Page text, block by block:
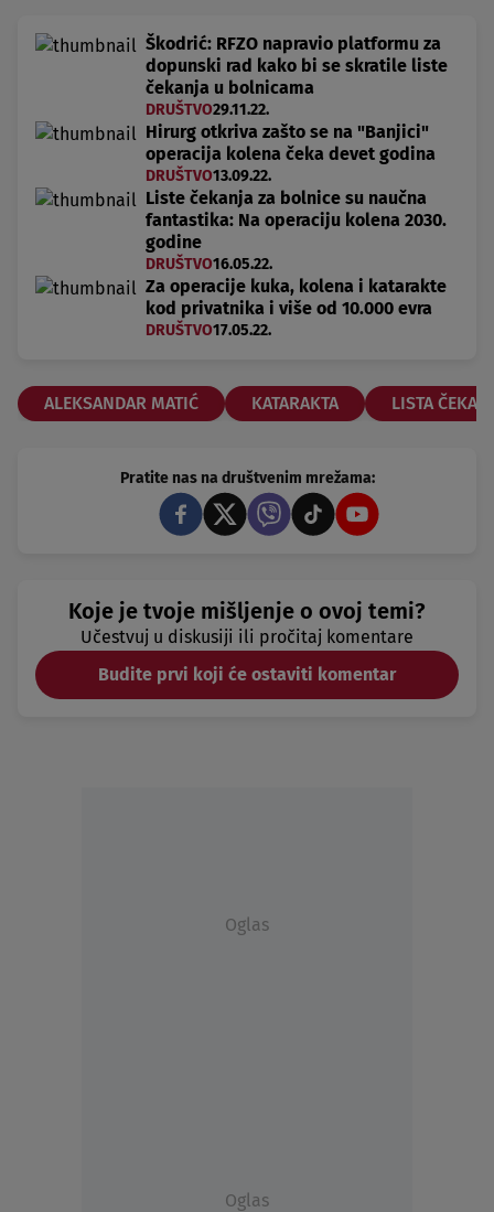
Škodrić: RFZO napravio platformu za
dopunski rad kako bi se skratile liste
čekanja u bolnicama
DRUŠTVO29.11.22.
Hirurg otkriva zašto se na "Banjici"
operacija kolena čeka devet godina
DRUŠTVO13.09.22.
Liste čekanja za bolnice su naučna
fantastika: Na operaciju kolena 2030.
godine
DRUŠTVO16.05.22.
Za operacije kuka, kolena i katarakte
kod privatnika i više od 10.000 evra
DRUŠTVO17.05.22.
ALEKSANDAR MATIĆ KATARAKTA LISTA
Pratite nas na društvenim mrežama:
Koje je tvoje mišljenje o ovoj temi?
Učestvuj u diskusiji ili pročitaj komentare
Budite prvi koji će ostaviti komentar
Oglas
Oglas